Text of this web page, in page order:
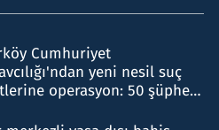
Cumhuriyet
yeni nesil suç
operasyon: 50 şüpheli